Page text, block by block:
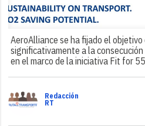
AeroAlliance se ha fijado el
significativamente a la
en el marco de la iniciativa Fit for
Redacción
RT